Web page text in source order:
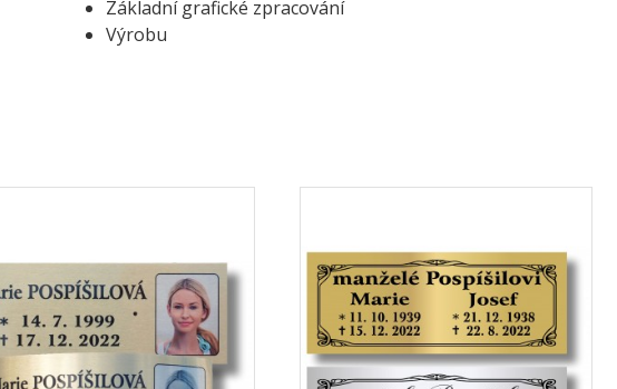
Základní grafické zpracování
Výrobu